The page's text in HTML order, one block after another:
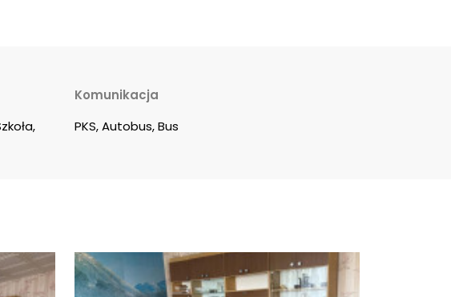
Komunikacja
PKS, Autobus, Bus